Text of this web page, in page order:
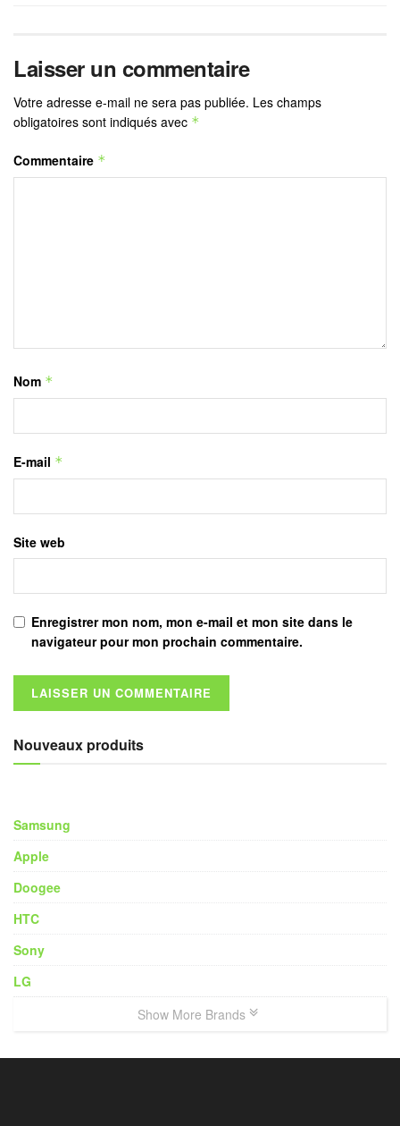
Laisser un commentaire
Votre adresse e-mail ne sera pas publiée. Les champs
obligatoires sont indiqués avec *
Commentaire *
Nom *
E-mail *
Site web
Enregistrer mon nom, mon e-mail et mon site dans le
navigateur pour mon prochain commentaire.
Nouveaux produits
Samsung
Apple
Doogee
HTC
Sony
LG
Show More Brands